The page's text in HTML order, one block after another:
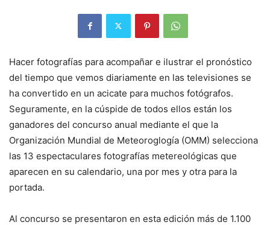
Hacer fotografías para acompañar e ilustrar el pronóstico
del tiempo que vemos diariamente en las televisiones se
ha convertido en un acicate para muchos fotógrafos.
Seguramente, en la cúspide de todos ellos están los
ganadores del concurso anual mediante el que la
Organización Mundial de Meteoroglogía (OMM) selecciona
las 13 espectaculares fotografías metereológicas que
aparecen en su calendario, una por mes y otra para la
portada.
Al concurso se presentaron en esta edición más de 1.100